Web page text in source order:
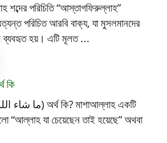
শব্দের পরিচিতি “আস্তাগফিরুল্লাহ”
ব্যবহৃত হয়। এটি মূলত ...
কি
“আল্লাহ যা চেয়েছেন তাই হয়েছে” অথবা